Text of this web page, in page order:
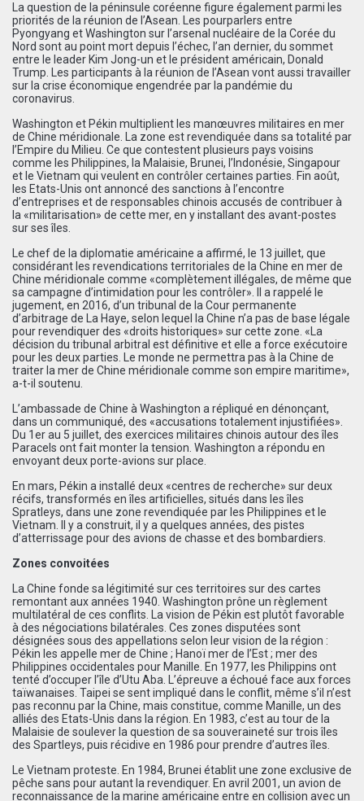
La question de la péninsule coréenne figure également parmi les
priorités de la réunion de l’Asean. Les pourparlers entre
Pyongyang et Washington sur l’arsenal nucléaire de la Corée du
Nord sont au point mort depuis l’échec, l’an dernier, du sommet
entre le leader Kim Jong-un et le président américain, Donald
Trump. Les participants à la réunion de l’Asean vont aussi travailler
sur la crise économique engendrée par la pandémie du
coronavirus.
Washington et Pékin multiplient les manœuvres militaires en mer
de Chine méridionale. La zone est revendiquée dans sa totalité par
l’Empire du Milieu. Ce que contestent plusieurs pays voisins
comme les Philippines, la Malaisie, Brunei, l’Indonésie, Singapour
et le Vietnam qui veulent en contrôler certaines parties. Fin août,
les Etats-Unis ont annoncé des sanctions à l’encontre
d’entreprises et de responsables chinois accusés de contribuer à
la «militarisation» de cette mer, en y installant des avant-postes
sur ses îles.
Le chef de la diplomatie américaine a affirmé, le 13 juillet, que
considérant les revendications territoriales de la Chine en mer de
Chine méridionale comme «complètement illégales, de même que
sa campagne d’intimidation pour les contrôler». Il a rappelé le
jugement, en 2016, d’un tribunal de la Cour permanente
d’arbitrage de La Haye, selon lequel la Chine n’a pas de base légale
pour revendiquer des «droits historiques» sur cette zone. «La
décision du tribunal arbitral est définitive et elle a force exécutoire
pour les deux parties. Le monde ne permettra pas à la Chine de
traiter la mer de Chine méridionale comme son empire maritime»,
a-t-il soutenu.
L’ambassade de Chine à Washington a répliqué en dénonçant,
dans un communiqué, des «accusations totalement injustifiées».
Du 1er au 5 juillet, des exercices militaires chinois autour des îles
Paracels ont fait monter la tension. Washington a répondu en
envoyant deux porte-avions sur place.
En mars, Pékin a installé deux «centres de recherche» sur deux
récifs, transformés en îles artificielles, situés dans les îles
Spratleys, dans une zone revendiquée par les Philippines et le
Vietnam. Il y a construit, il y a quelques années, des pistes
d’atterrissage pour des avions de chasse et des bombardiers.
Zones convoitées
La Chine fonde sa légitimité sur ces territoires sur des cartes
remontant aux années 1940. Washington prône un règlement
multilatéral de ces conflits. La vision de Pékin est plutôt favorable
à des négociations bilatérales. Ces zones disputées sont
désignées sous des appellations selon leur vision de la région :
Pékin les appelle mer de Chine ; Hanoï mer de l’Est ; mer des
Philippines occidentales pour Manille. En 1977, les Philippins ont
tenté d’occuper l’île d’Utu Aba. L’épreuve a échoué face aux forces
taïwanaises. Taipei se sent impliqué dans le conflit, même s’il n’est
pas reconnu par la Chine, mais constitue, comme Manille, un des
alliés des Etats-Unis dans la région. En 1983, c’est au tour de la
Malaisie de soulever la question de sa souveraineté sur trois îles
des Spartleys, puis récidive en 1986 pour prendre d’autres îles.
Le Vietnam proteste. En 1984, Brunei établit une zone exclusive de
pêche sans pour autant la revendiquer. En avril 2001, un avion de
reconnaissance de la marine américaine entre en collision avec un